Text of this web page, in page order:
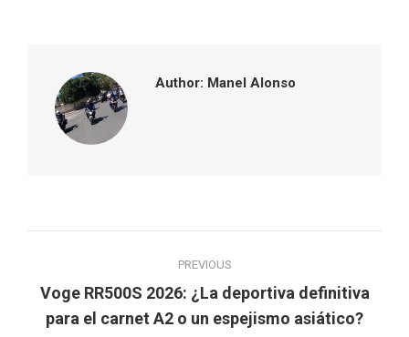
Author: Manel Alonso
navigation
PREVIOUS
Previous
post:
Voge RR500S 2026: ¿La deportiva definitiva
para el carnet A2 o un espejismo asiático?